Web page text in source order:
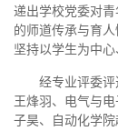
递出学校党委对
的师道传承与育
坚持以学生为中
经专业评委
王烽羽、电气与
子昊、自动化学院